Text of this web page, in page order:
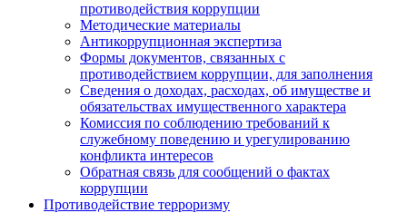
противодействия коррупции
Методические материалы
Антикоррупционная экспертиза
Формы документов, связанных с
противодействием коррупции, для заполнения
Сведения о доходах, расходах, об имуществе и
обязательствах имущественного характера
Комиссия по соблюдению требований к
служебному поведению и урегулированию
конфликта интересов
Обратная связь для сообщений о фактах
коррупции
Противодействие терроризму